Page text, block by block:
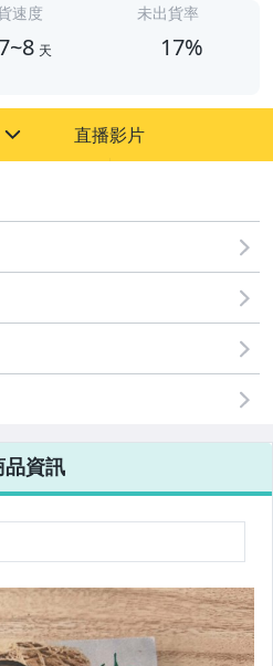
速度
天
未出貨率
17%
直播影片
品資訊